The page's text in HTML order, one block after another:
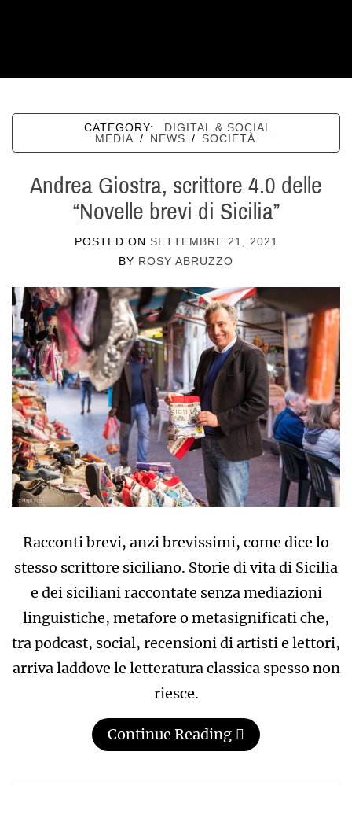
CATEGORY:
DIGITAL & SOCIAL
MEDIA / NEWS / SOCIETÀ
Andrea Giostra, scrittore 4.0 delle
“Novelle brevi di Sicilia”
POSTED ON SETTEMBRE 21, 2021
BY ROSY ABRUZZO
Racconti brevi, anzi brevissimi, come dice lo
stesso scrittore siciliano. Storie di vita di Sicilia
e dei siciliani raccontate senza mediazioni
linguistiche, metafore o metasignificati che,
tra podcast, social, recensioni di artisti e lettori,
arriva laddove le letteratura classica spesso non
riesce.
Continue Reading